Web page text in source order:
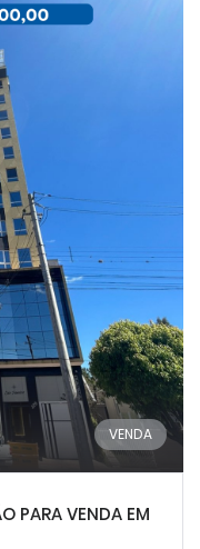
VENDA
PARA VENDA EM